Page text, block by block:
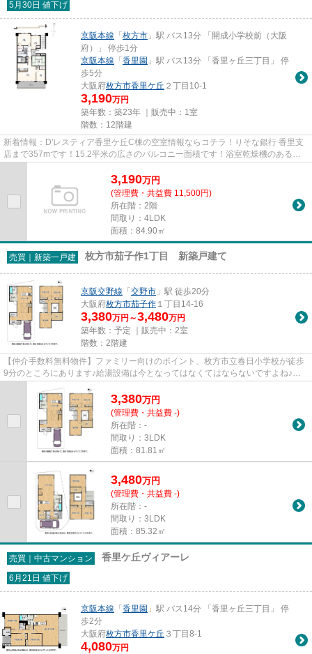
5月30日 値下げ
京阪本線 「 枚方市 」駅 バス13分 「開成小学校前（大阪
府）」 停歩1分
京阪本線 「 香里園 」駅 バス13分 「香里ヶ丘三丁目」 停
歩5分
大阪府枚方市香里ケ丘 ２丁目10-1
3,190万円
築年数：築23年 ｜販売中： 1室
階数：12階建
新着情報：D'レスティア香里ケ丘C棟の空室情報ならコチラ！りそな銀行 香里支
店まで357mです！15.2平米の広さのバルコニー面積です！浴室乾燥機のあるお
3,190万円
(管理費・共益費 11,500円)
所在階：2階
間取り：4LDK
面積：84.90㎡
売買｜新築一戸建 枚方市茄子作1丁目 新築戸建て
京阪交野線 「 交野市 」駅 徒歩20分
大阪府枚方市茄子作 １丁目14-16
3,380万円～3,480万円
築年数：予定 ｜販売中： 2室
階数：2階建
【仲介手数料無料物件】ファミリー向けのポイント、枚方市立春日小学校が徒歩
9分のところにあります♪給湯設備は今となってはなくてはならないですよね♪シ
3,380万円
(管理費・共益費 -)
所在階：-
間取り：3LDK
面積：81.81㎡
3,480万円
(管理費・共益費 -)
所在階：-
間取り：3LDK
面積：85.32㎡
売買｜中古マンション 香里ケ丘ヴィアーレ
6月21日 値下げ
京阪本線 「 香里園 」駅 バス14分 「香里ヶ丘三丁目」 停
歩2分
大阪府枚方市香里ケ丘 ３丁目8-1
4,080万円